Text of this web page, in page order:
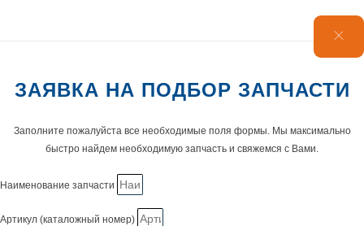
ЗАЯВКА НА ПОДБОР ЗАПЧАСТИ
Заполните пожалуйста все необходимые поля формы. Мы максимально
быстро найдем необходимую запчасть и свяжемся с Вами.
Наименование запчасти
Артикул (каталожный номер)